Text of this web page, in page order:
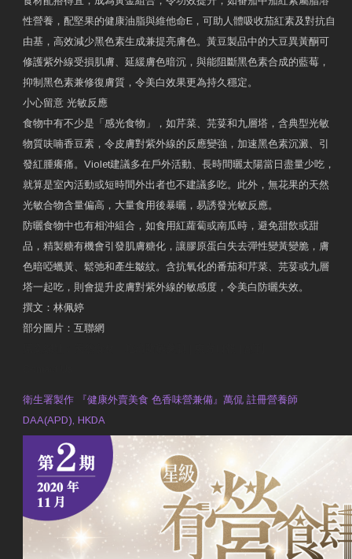
性營養，配堅果的健康油脂與維他命E，可助人體吸收茄紅素及對抗自
由基，高效減少黑色素生成兼提亮膚色。黃豆製品中的大豆異黃酮可
修護紫外線受損肌膚、延緩膚色暗沉，與能阻斷黑色素合成的藍莓，
抑制黑色素兼修復膚質，令美白效果更為持久穩定。
小心留意 光敏反應
食物中有不少是「感光食物」，如芹菜、芫荽和九層塔，含典型光敏
物質呋喃香豆素，令皮膚對紫外線的反應變強，加速黑色素沉澱、引
發紅腫癢痛。Violet建議多在戶外活動、長時間曬太陽當日盡量少吃，
就算是室內活動或短時間外出者也不建議多吃。此外，無花果的天然
光敏合物含量偏高，大量食用後暴曬，易誘發光敏反應。
防曬食物中也有相沖組合，如食用紅蘿蔔或南瓜時，避免甜飲或甜
品，精製糖有機會引發肌膚糖化，讓膠原蛋白失去彈性變黃變脆，膚
色暗啞蠟黃、鬆弛和產生皺紋。含抗氧化的番茄和芹菜、芫荽或九層
塔一起吃，則會提升皮膚對紫外線的敏感度，令美白防曬失效。
撰文：林佩婷
部分圖片：互聯網
衛生署製作 『健康外賣美食 色香味營兼備』萬侃 註冊營養師
DAA(APD), HKDA